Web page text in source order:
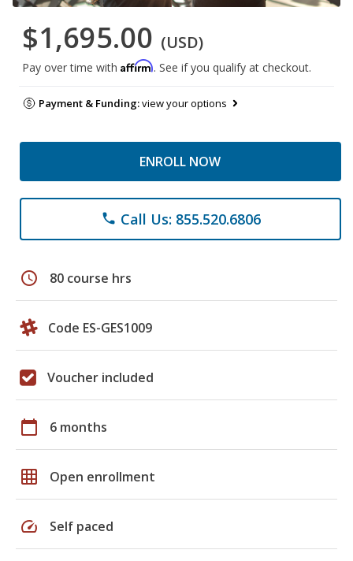
$1,695.00 (USD)
Pay over time with Affirm. See if you qualify at checkout.
Payment & Funding:view your options
ENROLL NOW
phone Call Us: 855.520.6806
schedule 80 course hrs
Code ES-GES1009
Voucher included
calendar_today 6 months
grid_on Open enrollment
speed Self paced